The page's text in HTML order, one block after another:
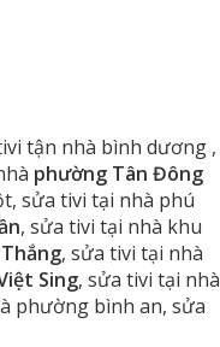
tận nhà bình dương ,
phường Tân Đông
sửa tivi tại nhà phú
, sửa tivi tại nhà khu
, sửa tivi tại nhà
Sing, sửa tivi tại nhà
phường bình an, sửa